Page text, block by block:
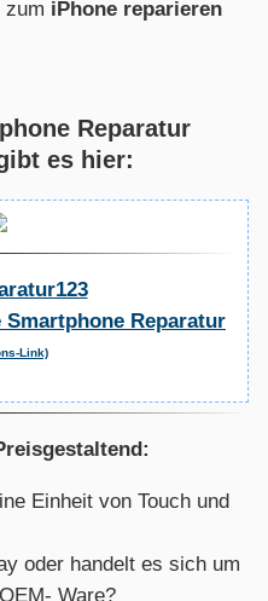
zum iPhone reparieren
Reparatur
es hier:
Reparatur
Link)
Einheit von Touch und
oder handelt es sich um
Ware?